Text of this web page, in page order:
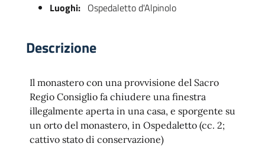
Luoghi: Ospedaletto d'Alpinolo
Descrizione
Il monastero con una provvisione del Sacro
Regio Consiglio fa chiudere una finestra
illegalmente aperta in una casa, e sporgente su
un orto del monastero, in Ospedaletto (cc. 2;
cattivo stato di conservazione)